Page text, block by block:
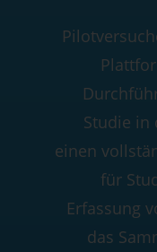
Studie in
einen
für
Erfassung
das